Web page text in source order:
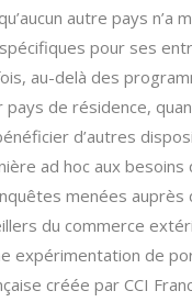
autre pays n’a
pour ses
au-delà des
pays de résidence,
d’autres
ad hoc aux besoins
menées auprès
du commerce
expérimentation de
créée par CCI